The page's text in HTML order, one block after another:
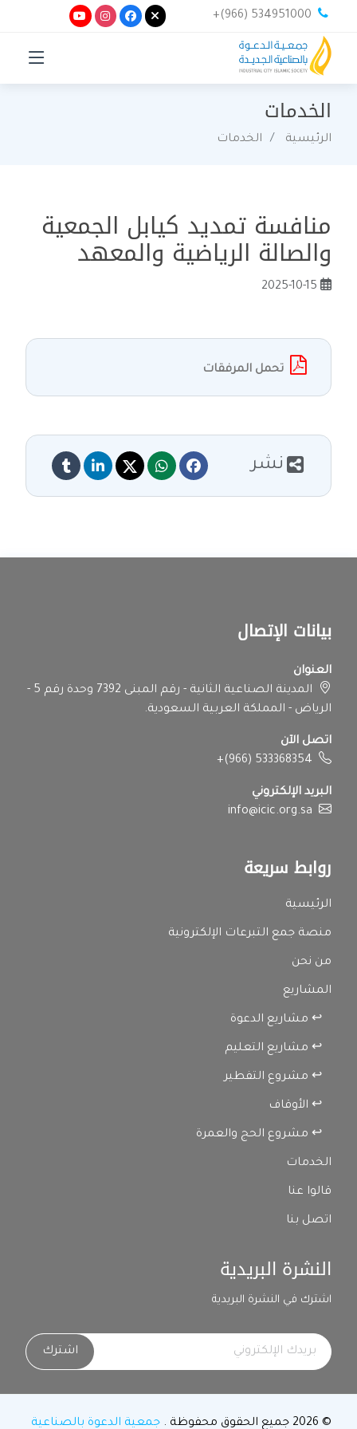
+(966) 534951000
الخدمات
الرئيسية الخدمات
منافسة تمديد كيابل الجمعية
والصالة الرياضية والمعهد
تحمل المرفقات
نشر
بيانات الإتصال
العنوان
المدينة الصناعية الثانية - رقم المبنى 7392 وحدة رقم 5 -
الرياض - المملكة العربية السعودية.
اتصل الآن
+(966) 533368354
البريد الإلكتروني
info@icic.org.sa
روابط سريعة
الرئيسية
منصة جمع التبرعات الإلكترونية
من نحن
المشاريع
↩ مشاريع الدعوة
↩ مشاريع التعليم
↩ مشروع التفطير
↩ الأوقاف
↩ مشروع الحج والعمرة
الخدمات
قالوا عنا
اتصل بنا
النشرة البريدية
اشترك في النشرة البريدية
اشترك
© 2026 جميع الحقوق محفوظة . جمعية الدعوة بالصناعية